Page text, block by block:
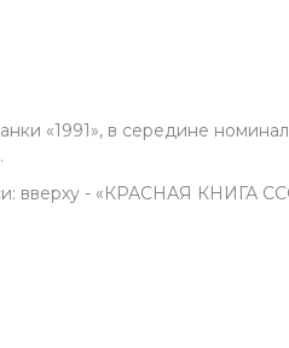
в середине номинал
вверху - «КРАСНАЯ КНИГА